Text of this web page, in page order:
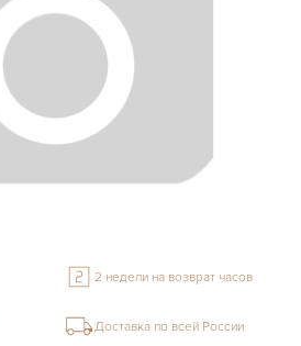
2 недели на возврат часов
Доставка по всей России